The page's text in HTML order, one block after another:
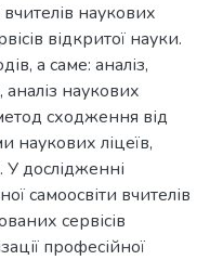
вчителів наукових
відкритої науки.
а саме: аналіз,
наукових
сходження від
наукових ліцеїв,
У дослідженні
самоосвіти вчителів
сервісів
професійної